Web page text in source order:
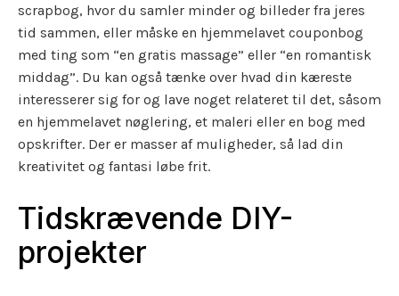
scrapbog, hvor du samler minder og billeder fra jeres
tid sammen, eller måske en hjemmelavet couponbog
med ting som “en gratis massage” eller “en romantisk
middag”. Du kan også tænke over hvad din kæreste
interesserer sig for og lave noget relateret til det, såsom
en hjemmelavet nøglering, et maleri eller en bog med
opskrifter. Der er masser af muligheder, så lad din
kreativitet og fantasi løbe frit.
Tidskrævende DIY-
projekter